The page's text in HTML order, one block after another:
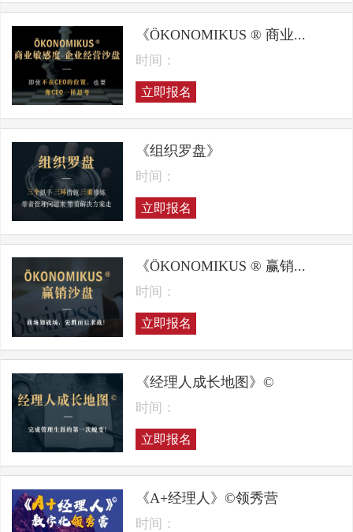
《ÖKONOMIKUS ® 商业...
时间：
立即报名
《组织罗盘》
时间：
立即报名
《ÖKONOMIKUS ® 赢销...
时间：
立即报名
《经理人成长地图》©
时间：
立即报名
《A+经理人》©领秀营
时间：